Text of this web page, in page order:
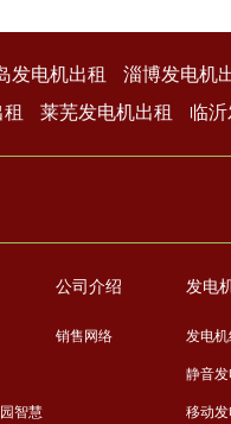
发电机出租 淄博发电机
莱芜发电机出租 临
智慧
公司介绍
销售网络
发电
发电机
静音
移动发